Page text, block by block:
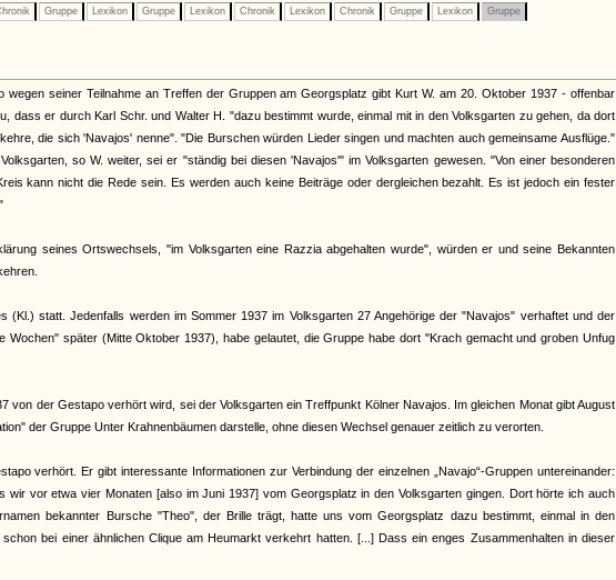
Gruppe Lexikon Gruppe Lexikon Chronik Lexikon Chronik Gruppe Lexikon Gruppe
wegen seiner Teilnahme an Treffen der Gruppen am Georgsplatz gibt Kurt W. am 20. Oktober 1937 - offenbar
dass er durch Karl Schr. und Walter H. "dazu bestimmt wurde, einmal mit in den Volksgarten zu gehen, da dort
die sich 'Navajos' nenne". "Die Burschen würden Lieder singen und machten auch gemeinsame Ausflüge."
so W. weiter, sei er "ständig bei diesen 'Navajos'" im Volksgarten gewesen. "Von einer besonderen
kann nicht die Rede sein. Es werden auch keine Beiträge oder dergleichen bezahlt. Es ist jedoch ein fester
seines Ortswechsels, "im Volksgarten eine Razzia abgehalten wurde", würden er und seine Bekannten
(Kl.) statt. Jedenfalls werden im Sommer 1937 im Volksgarten 27 Angehörige der "Navajos" verhaftet und der
später (Mitte Oktober 1937), habe gelautet, die Gruppe habe dort "Krach gemacht und groben Unfug
von der Gestapo verhört wird, sei der Volksgarten ein Treffpunkt Kölner Navajos. Im gleichen Monat gibt August
der Gruppe Unter Krahnenbäumen darstelle, ohne diesen Wechsel genauer zeitlich zu verorten.
verhört. Er gibt interessante Informationen zur Verbindung der einzelnen „Navajo“-Gruppen untereinander:
vor etwa vier Monaten [also im Juni 1937] vom Georgsplatz in den Volksgarten gingen. Dort hörte ich auch
bekannter Bursche "Theo", der Brille trägt, hatte uns vom Georgsplatz dazu bestimmt, einmal in den
bei einer ähnlichen Clique am Heumarkt verkehrt hatten. [...] Dass ein enges Zusammenhalten in dieser